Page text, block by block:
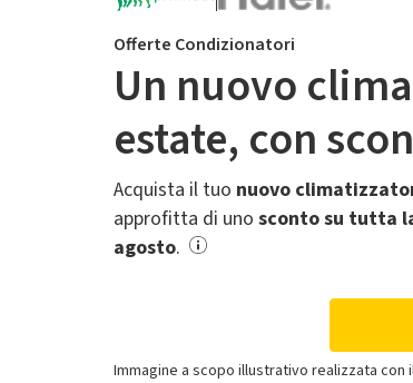
Offerte Condizionatori
Un nuovo
estate,​ con
Acquista il tuo nuovo
approfitta di uno sconto su tutta
agosto.
Immagine a scopo illustrativo realizzata